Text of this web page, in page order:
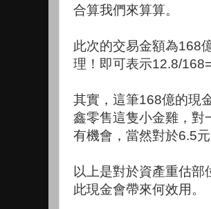
合算我們來算算。
此次的交易金額為168
理！即可表示12.8/
其實，這筆168億的現
鑫零售這隻小金雞，對
有機會，當然對於6.5
以上是對於資產重估
此現金會帶來何效用。